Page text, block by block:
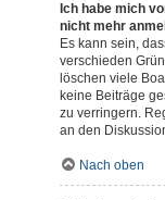
Ich habe mich
nicht mehr
Es kann sein,
verschieden
löschen viele
keine Beiträge
zu verringern.
an den
Nach oben